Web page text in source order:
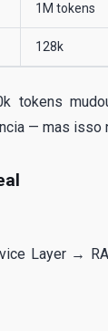
1M tokens
128k
tokens
— mas
Layer →